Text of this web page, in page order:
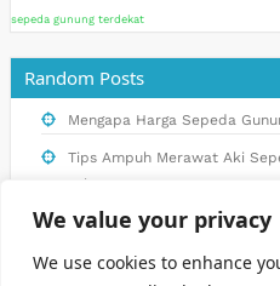
We value your privacy
We use cookies to enhance
sepeda gunung terdekat
Random Posts
Mengapa Harga Sepeda
Tips Ampuh Merawat Aki
Tahan Lama
Cara Sederhana Merawat